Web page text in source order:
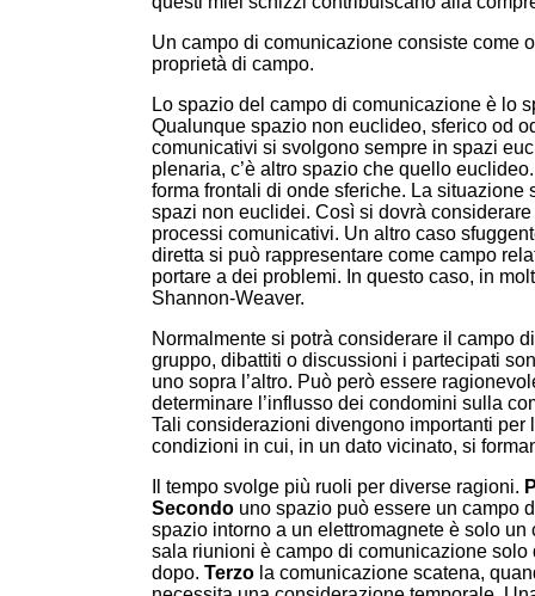
Un campo di comunicazione consiste come
proprietà di campo.
Lo spazio del campo di comunicazione è lo
Qualunque spazio non euclideo, sferico od
comunicativi si svolgono sempre in spazi
plenaria, c’è altro spazio che quello
forma frontali di onde sferiche. La
spazi non euclidei. Così si dovrà
processi comunicativi. Un altro caso
diretta si può rappresentare come campo
portare a dei problemi. In questo caso, in
Shannon-Weaver.
Normalmente si potrà considerare il campo
gruppo, dibattiti o discussioni i partecipati
uno sopra l’altro. Può però essere
determinare l’influsso dei condomini sulla
Tali considerazioni divengono importanti
condizioni in cui, in un dato vicinato, si
Il tempo svolge più ruoli per diverse ragioni.
Secondo uno spazio può essere un campo
spazio intorno a un elettromagnete è solo
sala riunioni è campo di comunicazione
dopo. Terzo la comunicazione scatena,